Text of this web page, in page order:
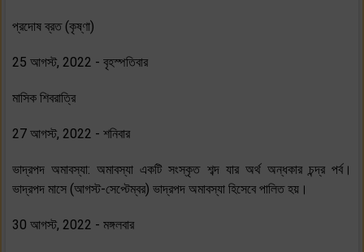
প্রদোষ ব্রত (কৃষ্ণা)
25 আগস্ট, 2022 - বৃহস্পতিবার
মাসিক শিবরাত্রি
27 আগস্ট, 2022 - শনিবার
ভাদ্রপদ অমাবস্যা: অমাবস্যা একটি সংস্কৃত শব্দ যার অর্থ অন্ধকার চন্দ্র পর্ব।
ভাদ্রপদ মাসে (আগস্ট-সেপ্টেম্বর) ভাদ্রপদ অমাবস্যা হিসেবে পালিত হয়।
30 আগস্ট, 2022 - মঙ্গলবার